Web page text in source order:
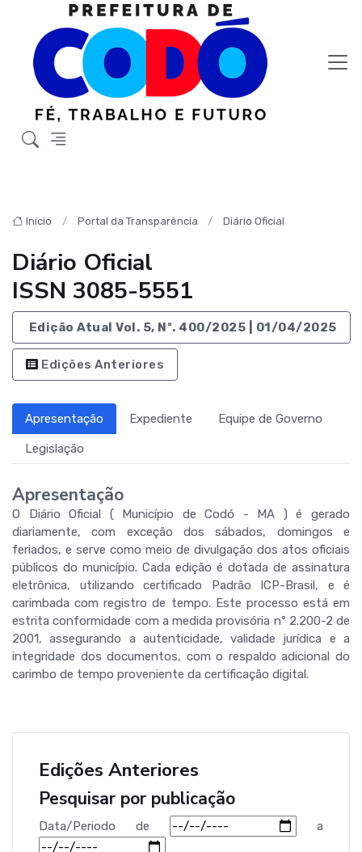
Início Portal da Transparência Diário Oficial
Diário Oficial
ISSN 3085-5551
Edição Atual Vol. 5, Nº. 400/2025 | 01/04/2025
Edições Anteriores
Apresentação Expediente Equipe de Governo
Legislação
Apresentação
O Diário Oficial ( Município de Codó - MA ) é gerado
diariamente, com exceção dos sábados, domingos e
feriados, e serve como meio de divulgação dos atos oficiais
públicos do município. Cada edição é dotada de assinatura
eletrônica, utilizando certificado Padrão ICP-Brasil, e é
carimbada com registro de tempo. Este processo está em
estrita conformidade com a medida provisória nº 2.200-2 de
2001, assegurando a autenticidade, validade jurídica e a
integridade dos documentos, com o respaldo adicional do
carimbo de tempo proveniente da certificação digital.
Edições Anteriores
Pesquisar por publicação
Data/Periodo de a